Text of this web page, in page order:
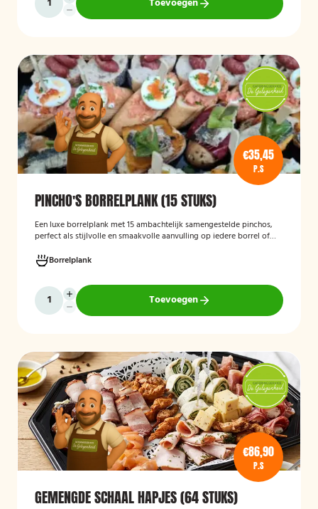
€35,45
P.S
PINCHO'S BORRELPLANK (15 STUKS)
Een luxe borrelplank met 15 ambachtelijk samengestelde pinchos,
perfect als stijlvolle en smaakvolle aanvulling op iedere borrel of
Borrelplank
Toevoegen
€86,90
P.S
GEMENGDE SCHAAL HAPJES (64 STUKS)